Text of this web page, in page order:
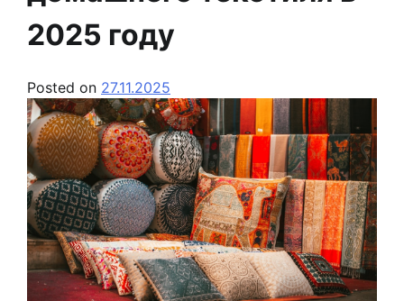
2025 году
Posted on 27.11.2025